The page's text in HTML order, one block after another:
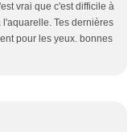
vrai que c'est difficile à
Tes dernières
pour les yeux. bonnes